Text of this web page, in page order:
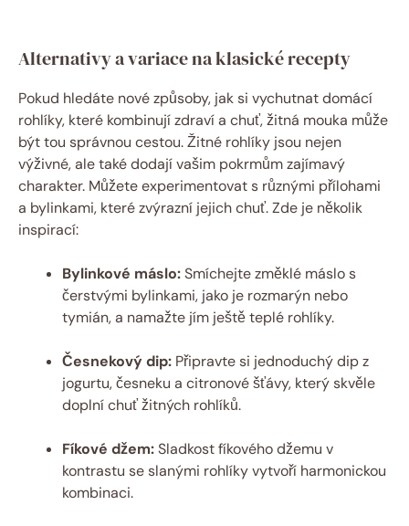
Alternativy a variace na klasické recepty
Pokud hledáte nové způsoby, jak si vychutnat domácí
rohlíky, které kombinují zdraví a chuť, žitná mouka může
být tou správnou cestou. Žitné rohlíky jsou nejen
výživné, ale také dodají vašim pokrmům zajímavý
charakter. Můžete experimentovat s různými přílohami
a bylinkami, které zvýrazní jejich chuť. Zde je několik
inspirací:
Bylinkové máslo:Smíchejte změklé máslo s
čerstvými bylinkami, jako je rozmarýn nebo
tymián, a namažte jím ještě teplé rohlíky.
Česnekový dip: Připravte si jednoduchý dip z
jogurtu, česneku a citronové šťávy, který skvěle
doplní chuť žitných rohlíků.
Fíkové džem:Sladkost fíkového džemu v
kontrastu se slanými rohlíky vytvoří harmonickou
kombinaci.